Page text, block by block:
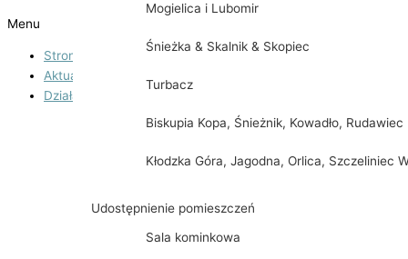
Mogielica i Lubomir
Śnieżka & Skalnik & Skopiec
Turbacz
Biskupia Kopa, Śnieżnik, Kowadło, Rudawiec
Kłodzka Góra, Jagodna, Orlica, Szczeliniec
Udostępnienie pomieszczeń
Sala kominkowa
Menu
Strona główna
Aktualności
Działalność
Teatr Kasztelański
Historia powstania
Spektakl „WILIJOKI”